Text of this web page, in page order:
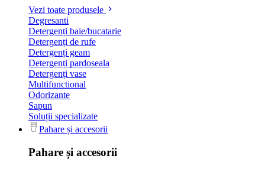
Vezi toate produsele
Degresanti
Detergenți baie/bucatarie
Detergenți de rufe
Detergenți geam
Detergenți pardoseala
Detergenți vase
Multifunctional
Odorizante
Sapun
Soluții specializate
Pahare și accesorii
Pahare și accesorii